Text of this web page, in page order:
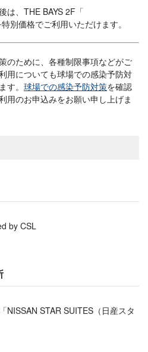
は、THE BAYS 2F「
特別価格でご利用いただけます。
のために、各種制限事項などがご
用についても球場での感染予防対
す。 球場での感染予防対策を確認
用のお申込みをお願い申し上げま
by CSL
STAR SUITES（日産スタ